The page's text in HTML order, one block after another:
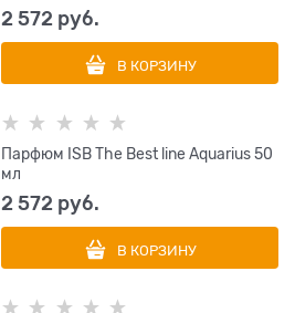
2 572 руб.
В КОРЗИНУ
Парфюм ISB The Best line Aquarius 50
мл
2 572 руб.
В КОРЗИНУ